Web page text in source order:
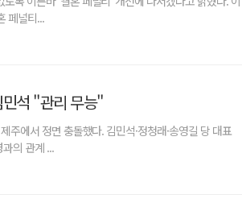
페널티...
석 "관리 무능"
주에서 정면 충돌했다. 김민석·정청래·송영길 당 대표
의 관계 ...